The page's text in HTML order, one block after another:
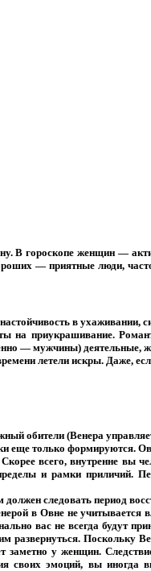
В гороскопе женщин —
— приятные люди,
в ухаживании,
на приукрашивание.
— мужчины)
летели искры. Даже,
обители (Венера
только формируются.
всего, внутренне вы
и рамки приличий.
следовать период
в Овне не
вас не всегда будут
развернуться. Поскольку
у женщин.
эмоций, вы иногда